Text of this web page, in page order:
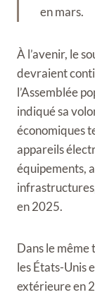
en mars.
À l’avenir, le
devraient
l’Assemblée
indiqué sa
économiques
appareils
équipements,
en 2025.
Dans le même
les États-Unis
extérieure en